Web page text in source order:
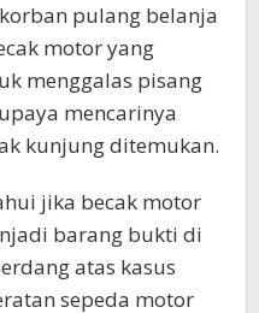
pulang belanja
motor yang
menggalas pisang
mencarinya
kunjung ditemukan.
jika becak motor
barang bukti di
atas kasus
sepeda motor